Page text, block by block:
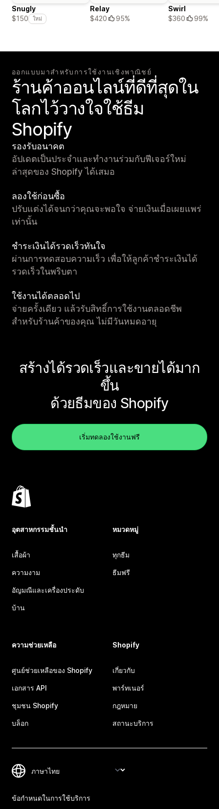
Snugly
$150
ใหม่
Relay
$420
95%
Swirl
$360
99%
ออกแบบมาสำหรับการใช้งานเชิงพาณิชย์
ร้านค้าออนไลน์ที่ดีที่สุดใน
โลกไว้วางใจใช้ธีม
Shopify
รองรับอนาคต
อัปเดตเป็นประจำและทำงานร่วมกับฟีเจอร์ใหม่
ล่าสุดของ Shopify ได้เสมอ
ลองใช้ก่อนซื้อ
ปรับแต่งได้จนกว่าคุณจะพอใจ จ่ายเงินเมื่อเผยแพร่
เท่านั้น
ชำระเงินได้รวดเร็วทันใจ
ผ่านการทดสอบความเร็ว เพื่อให้ลูกค้าชำระเงินได้
รวดเร็วในพริบตา
ใช้งานได้ตลอดไป
จ่ายครั้งเดียว แล้วรับสิทธิ์การใช้งานตลอดชีพ
สำหรับร้านค้าของคุณ ไม่มีวันหมดอายุ
สร้างได้รวดเร็วและขายได้มาก
ขึ้น
ด้วยธีมของ Shopify
เริ่มทดลองใช้งานฟรี
อุตสาหกรรมชั้นนำ
เสื้อผ้า
ความงาม
อัญมณีและเครื่องประดับ
บ้าน
หมวดหมู่
ทุกธีม
ธีมฟรี
ความช่วยเหลือ
ศูนย์ช่วยเหลือของ Shopify
เอกสาร API
ชุมชน Shopify
บล็อก
Shopify
เกี่ยวกับ
พาร์ทเนอร์
กฎหมาย
สถานะบริการ
ข้อกำหนดในการใช้บริการ